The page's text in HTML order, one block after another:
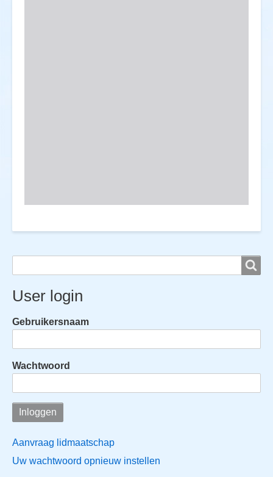
User login
Gebruikersnaam
Wachtwoord
Aanvraag lidmaatschap
Uw wachtwoord opnieuw instellen